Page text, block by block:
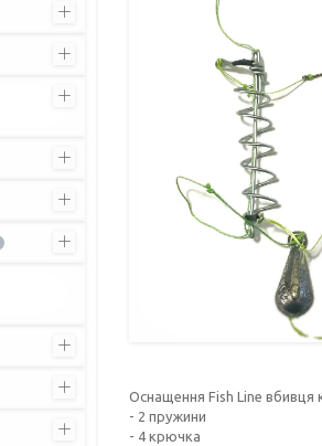
Оснащення Fish Line вбивця
- 2 пружини
- 4 крючка